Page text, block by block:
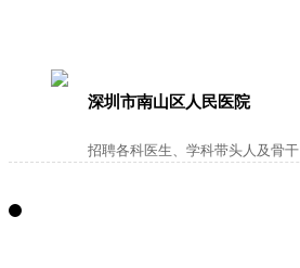
深圳市南山区人民医院
招聘各科医生、学科带头人及骨干